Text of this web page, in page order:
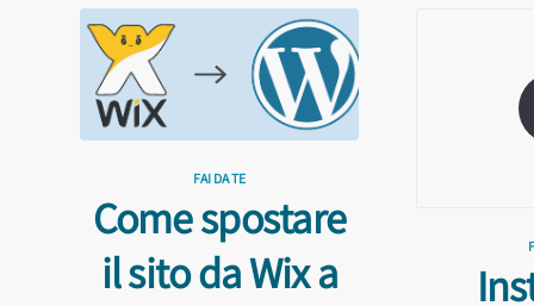
FAI DA TE
Come spostare
il sito da Wix a